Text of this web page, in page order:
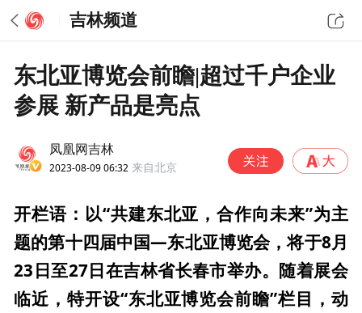
吉林频道
东北亚博览会前瞻|超过千户企业
参展 新产品是亮点
凤凰网吉林
2023-08-09 06:32 来自北京
开栏语：以“共建东北亚，合作向未来”为主
题的第十四届中国—东北亚博览会，将于8月
23日至27日在吉林省长春市举办。随着展会
临近，特开设“东北亚博览会前瞻”栏目，动